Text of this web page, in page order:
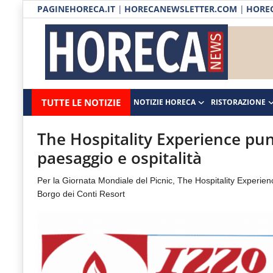
PAGINEHORECA.IT | HORECANEWSLETTER.COM |
Horecanews.it
-
Notizie
Horeca
Il
portale
del
del
TUTTE LE NOTIZIE NOTIZIE HORECA RISTORAZIONE
Notizie HORECA
Ristorazione
Ospitalità
Distribuzione
Prodotti | Dispensa Horeca
RUBRICHE
The Hospitality Experience
paesaggio e ospitalità
Per la Giornata Mondiale del Picnic, The Hospitality
Borgo dei Conti Resort